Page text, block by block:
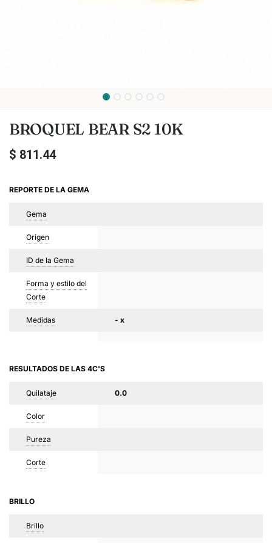
BROQUEL BEAR S2 10K
$ 811.44
REPORTE DE LA GEMA
Gema
Origen
ID de la Gema
Forma y estilo del
Corte
Medidas - x
RESULTADOS DE LAS 4C'S
Quilataje 0.0
Color
Pureza
Corte
BRILLO
Brillo